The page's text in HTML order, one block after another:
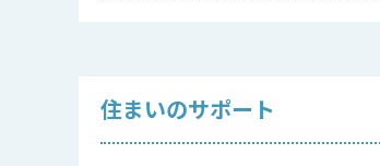
住まいのサポート